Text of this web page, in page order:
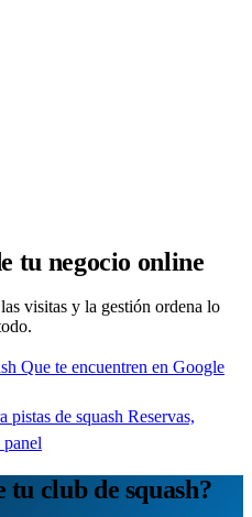
tu negocio online
visitas y la gestión ordena lo
Que te encuentren en Google
pistas de squash Reservas,
panel
tu club de squash?